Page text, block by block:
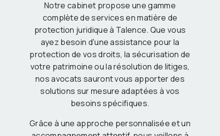
Notre cabinet propose une gamme
complète de services en matière de
protection juridique à Talence. Que vous
ayez besoin d'une assistance pour la
protection de vos droits, la sécurisation de
votre patrimoine ou la résolution de litiges,
nos avocats sauront vous apporter des
solutions sur mesure adaptées à vos
besoins spécifiques.
Grâce à une approche personnalisée et un